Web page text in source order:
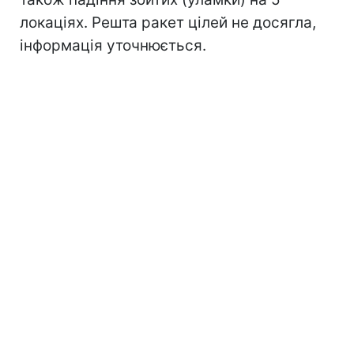
локаціях. Решта ракет цілей не досягла,
інформація уточнюється.